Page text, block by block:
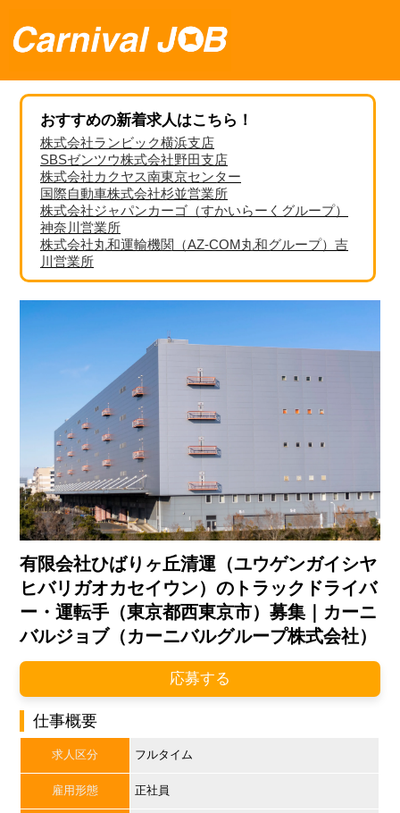
おすすめの新着求人はこちら！
株式会社ランビック横浜支店
SBSゼンツウ株式会社野田支店
株式会社カクヤス南東京センター
国際自動車株式会社杉並営業所
株式会社ジャパンカーゴ（すかいらーくグループ）
神奈川営業所
株式会社丸和運輸機関（AZ-COM丸和グループ）吉
川営業所
有限会社ひばりヶ丘清運（ユウゲンガイシヤ
ヒバリガオカセイウン）のトラックドライバ
ー・運転手（東京都西東京市）募集｜カーニ
バルジョブ（カーニバルグループ株式会社）
応募する
仕事概要
求人区分 フルタイム
雇用形態 正社員